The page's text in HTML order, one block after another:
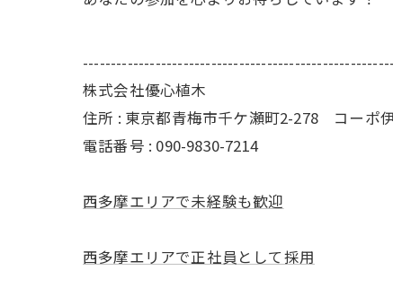
株式会社優心植木
住所 : 東京都青梅市千ケ瀬町2-278 コーポ
電話番号 : 090-9830-7214
西多摩エリアで未経験も歓迎
西多摩エリアで正社員として採用